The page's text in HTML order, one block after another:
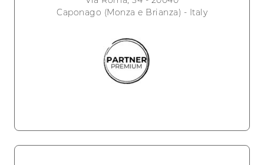
Caponago (Monza e Brianza) - Italy